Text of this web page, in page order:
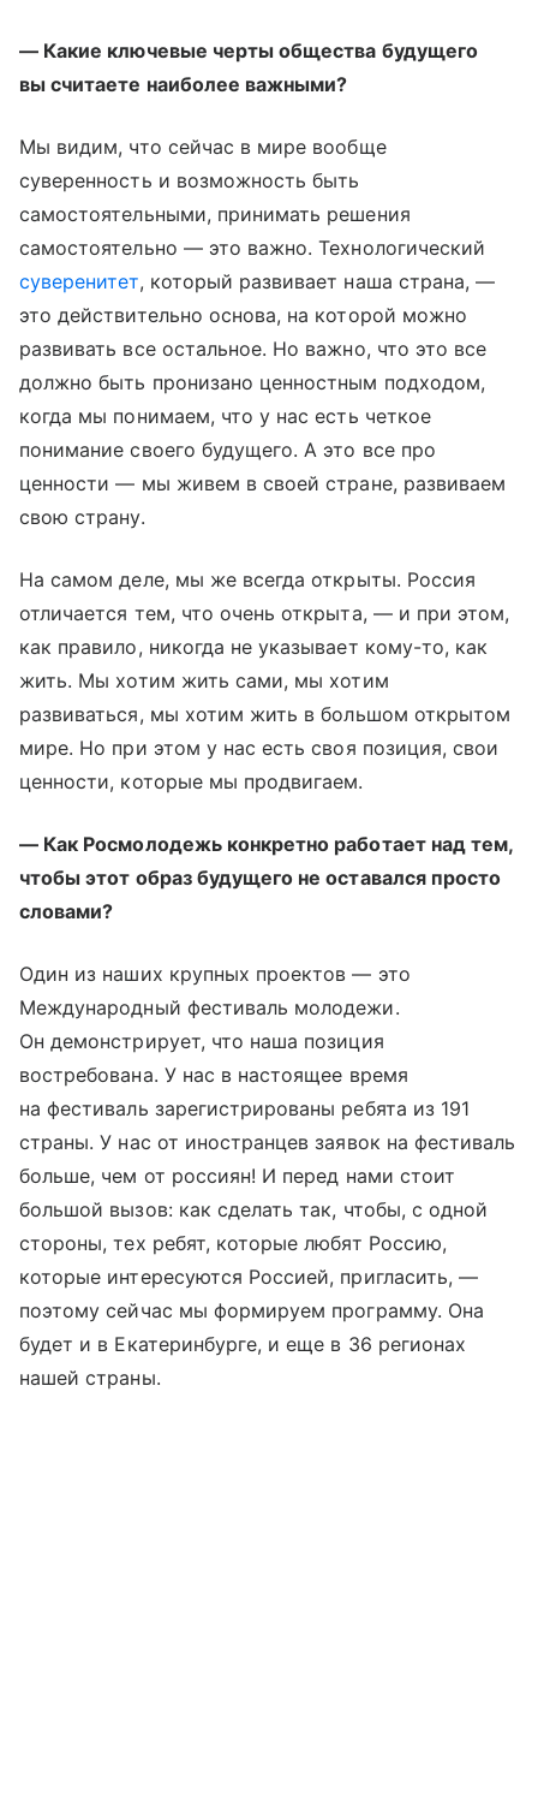
— Какие ключевые черты общества будущего
вы считаете наиболее важными?
Мы видим, что сейчас в мире вообще
суверенность и возможность быть
самостоятельными, принимать решения
самостоятельно — это важно. Технологический
суверенитет, который развивает наша страна, —
это действительно основа, на которой можно
развивать все остальное. Но важно, что это все
должно быть пронизано ценностным подходом,
когда мы понимаем, что у нас есть четкое
понимание своего будущего. А это все про
ценности — мы живем в своей стране, развиваем
свою страну.
На самом деле, мы же всегда открыты. Россия
отличается тем, что очень открыта, — и при этом,
как правило, никогда не указывает кому-то, как
жить. Мы хотим жить сами, мы хотим
развиваться, мы хотим жить в большом открытом
мире. Но при этом у нас есть своя позиция, свои
ценности, которые мы продвигаем.
— Как Росмолодежь конкретно работает над тем,
чтобы этот образ будущего не оставался просто
словами?
Один из наших крупных проектов — это
Международный фестиваль молодежи.
Он демонстрирует, что наша позиция
востребована. У нас в настоящее время
на фестиваль зарегистрированы ребята из 191
страны. У нас от иностранцев заявок на фестиваль
больше, чем от россиян! И перед нами стоит
большой вызов: как сделать так, чтобы, с одной
стороны, тех ребят, которые любят Россию,
которые интересуются Россией, пригласить, —
поэтому сейчас мы формируем программу. Она
будет и в Екатеринбурге, и еще в 36 регионах
нашей страны.